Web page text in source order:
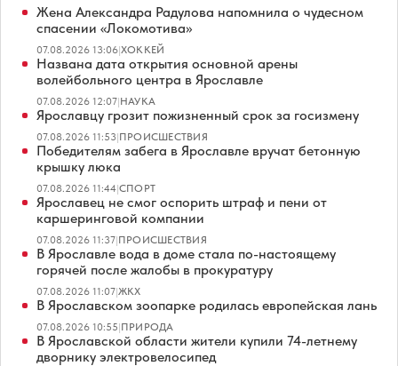
Жена Александра Радулова напомнила о чудесном
спасении «Локомотива»
07.08.2026 13:06|ХОККЕЙ
Названа дата открытия основной арены
волейбольного центра в Ярославле
07.08.2026 12:07|НАУКА
Ярославцу грозит пожизненный срок за госизмену
07.08.2026 11:53|ПРОИСШЕСТВИЯ
Победителям забега в Ярославле вручат бетонную
крышку люка
07.08.2026 11:44|СПОРТ
Ярославец не смог оспорить штраф и пени от
каршеринговой компании
07.08.2026 11:37|ПРОИСШЕСТВИЯ
В Ярославле вода в доме стала по-настоящему
горячей после жалобы в прокуратуру
07.08.2026 11:07|ЖКХ
В Ярославском зоопарке родилась европейская лань
07.08.2026 10:55|ПРИРОДА
В Ярославской области жители купили 74-летнему
дворнику электровелосипед